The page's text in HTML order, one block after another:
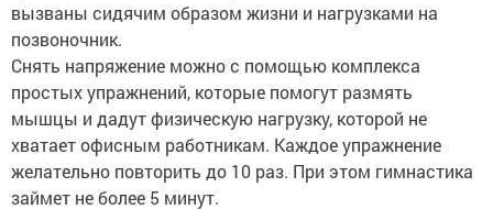
вызваны сидячим образом жизни и нагрузками на
позвоночник.
Снять напряжение можно с помощью комплекса
простых упражнений, которые помогут размять
мышцы и дадут физическую нагрузку, которой не
хватает офисным работникам. Каждое упражнение
желательно повторить до 10 раз. При этом гимнастика
займет не более 5 минут.